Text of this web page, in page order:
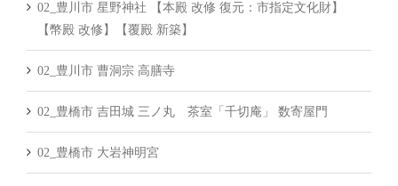
02_豊川市 星野神社 【本殿 改修 復元：市指定文化財】
【幣殿 改修】【覆殿 新築】
02_豊川市 曹洞宗 高膳寺
02_豊橋市 吉田城 三ノ丸 茶室「千切庵」 数寄屋門
02_豊橋市 大岩神明宮